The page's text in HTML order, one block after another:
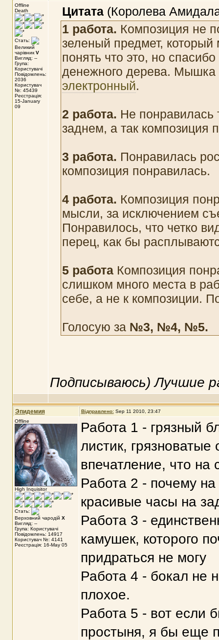
Offline
Death
Стать:
Великий
чарівник V
Вигляд: --
Група:
Користувачі
Повідомлень:
2036
Користувач
№: 45439
Реєстрація:
15-January
09
Цитата (Королева
1 работа. Композиция не
зеленый предмет, который
понять что это, но
денежного дерева. Мышка
электронный.
2 работа. Не
заднем, а так композиция
3 работа. Понравилась
композиция понравилась.
4 работа. Композиция
мысли, за исключением
Понравилось, что четко
перец, как бы
5 работа Композиция
слишком много места в
себе, а не к композиции.
Голосую за №3, №4, №5.
Подписываюсь) Лучшие
Эпидемия Відправлено: Sep 11 2010, 23:47
Offline
High Inquisitor
Стать:
Верховний чародій X
Вигляд: --
Група: Користувачі
Повідомлень: 14917
Користувач №: 4141
Реєстрація: 16-May 05
Работа 1 - грязный
листик,
впечатление, что на
Работа 2 - почему
красивые часы на
Работа 3 -
камушек, которого
придраться не могу
Работа 4 - бокал не
плохое.
Работа 5 - вот если
простыня, я бы еще